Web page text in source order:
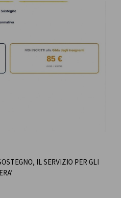
IL SERVIZIO PER GLI